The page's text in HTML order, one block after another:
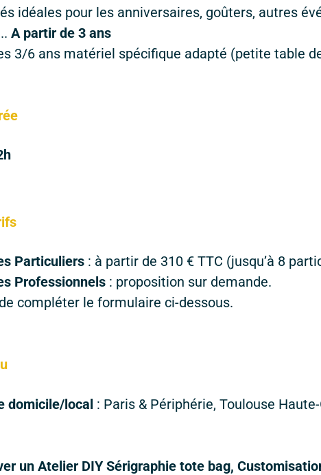
idéales pour les anniversaires, goûters, autres
A partir de 3 ans
3/6 ans matériel spécifique adapté (petite table
Particuliers : à partir de 310 € TTC (jusqu’à 8
Professionnels : proposition sur demande.
compléter le formulaire ci-dessous.
domicile/local : Paris & Périphérie, Toulouse
un Atelier DIY Sérigraphie tote bag,